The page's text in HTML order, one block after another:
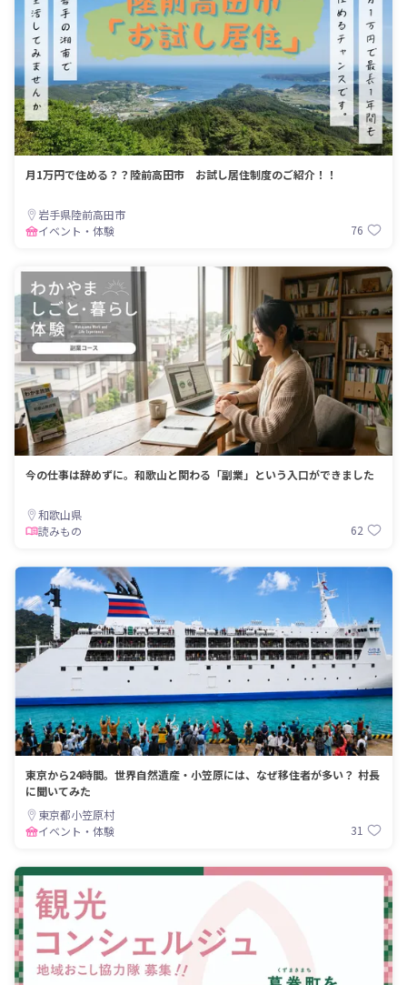
月1万円で住める？？陸前高田市 お試し居住制度のご紹介！！
岩手県陸前高田市
イベント・体験
76
今の仕事は辞めずに。和歌山と関わる「副業」という入口ができました
和歌山県
読みもの
62
東京から24時間。世界自然遺産・小笠原には、なぜ移住者が多い？ 村長
に聞いてみた
東京都小笠原村
イベント・体験
31